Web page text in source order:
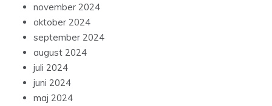
november 2024
oktober 2024
september 2024
august 2024
juli 2024
juni 2024
maj 2024